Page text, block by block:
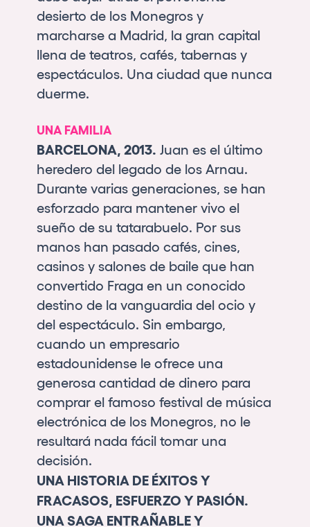
desierto de los Monegros y
marcharse a Madrid, la gran capital
llena de teatros, cafés, tabernas y
espectáculos. Una ciudad que nunca
duerme.
UNA FAMILIA
BARCELONA, 2013. Juan es el último
heredero del legado de los Arnau.
Durante varias generaciones, se han
esforzado para mantener vivo el
sueño de su tatarabuelo. Por sus
manos han pasado cafés, cines,
casinos y salones de baile que han
convertido Fraga en un conocido
destino de la vanguardia del ocio y
del espectáculo. Sin embargo,
cuando un empresario
estadounidense le ofrece una
generosa cantidad de dinero para
comprar el famoso festival de música
electrónica de los Monegros, no le
resultará nada fácil tomar una
decisión.
UNA HISTORIA DE ÉXITOS Y
FRACASOS, ESFUERZO Y PASIÓN.
UNA SAGA ENTRAÑABLE Y